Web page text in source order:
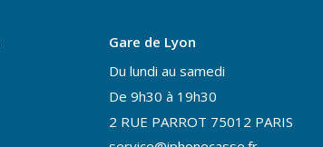
Gare de Lyon
Du lundi au samedi
De 9h30 à 19h30
2 RUE PARROT 75012 PARIS